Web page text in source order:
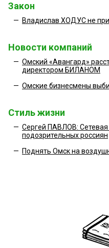
Закон
— Владислав ХОДУС не
Новости компаний
— Омский «Авангард»
директором БИЛАНОМ
— Омские бизнесмены
Стиль жизни
— Сергей ПАВЛОВ:
подозрительных россиян
— Поднять Омск на